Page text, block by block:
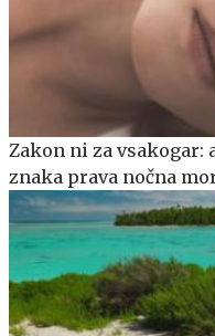
Zakon ni za vsakogar:
znaka prava nočna